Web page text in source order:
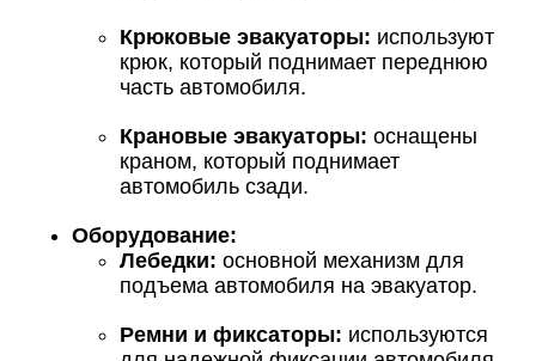
Крюковые эвакуаторы: используют
крюк, который поднимает переднюю
часть автомобиля.
Крановые эвакуаторы: оснащены
краном, который поднимает
автомобиль сзади.
Оборудование:
Лебедки: основной механизм для
подъема автомобиля на эвакуатор.
Ремни и фиксаторы: используются